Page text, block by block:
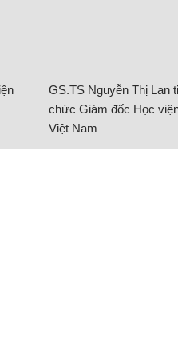
GS.TS Nguyễn Thị Lan
chức Giám đốc Học
Việt Nam